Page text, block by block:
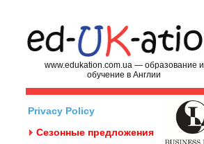
www.edukation.com.ua — образование и
обучение в Англии
Privacy Policy
Сезонные предложения